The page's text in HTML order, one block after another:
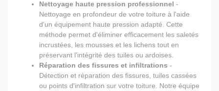
Nettoyage haute pression professionnel -
Nettoyage en profondeur de votre toiture à l'aide
d'un équipement haute pression adapté. Cette
méthode permet d'éliminer efficacement les saletés
incrustées, les mousses et les lichens tout en
préservant l'intégrité des tuiles ou ardoises.
Réparation des fissures et infiltrations -
Détection et réparation des fissures, tuiles cassées
ou points d'infiltration sur votre toiture. Notre équipe